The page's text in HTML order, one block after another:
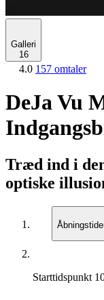
Galleri
16
4.0 157 omtaler
DeJa Vu
Træd ind i
optiske
Starttidspunkt